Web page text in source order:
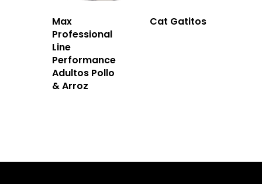
Max
Professional
Line
Performance
Adultos Pollo
& Arroz
Cat Gatitos